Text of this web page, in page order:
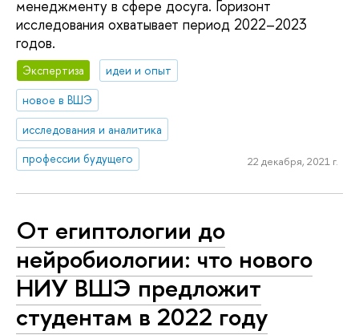
менеджменту в сфере досуга. Горизонт
исследования охватывает период 2022–2023
годов.
Экспертиза
идеи и опыт
новое в ВШЭ
исследования и аналитика
профессии будущего
22 декабря, 2021 г.
От египтологии до
нейробиологии: что нового
НИУ ВШЭ предложит
студентам в 2022 году